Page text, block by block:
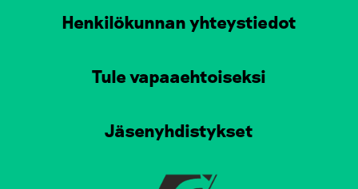
Henkilökunnan yhteystiedot
Tule vapaaehtoiseksi
Jäsenyhdistykset